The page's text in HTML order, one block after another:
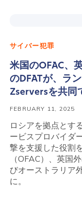
サイバー犯罪
米国のOFAC、
のDFATが、ラ
Zserversを共同
FEBRUARY 11, 2025
ロシアを拠点と
ービスプロバイダ
撃を支援した役割
（OFAC）、英国
びオーストラリア
に。